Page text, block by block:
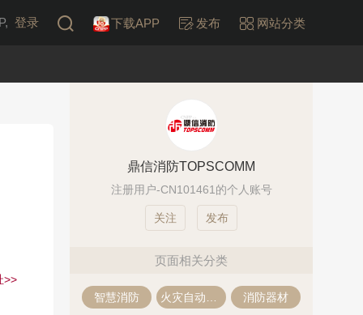
登录 下载APP 发布 网站分类
>>
鼎信消防TOPSCOMM
注册用户-CN101461的个人账号
发布
页面相关分类
智慧消防 消防器材